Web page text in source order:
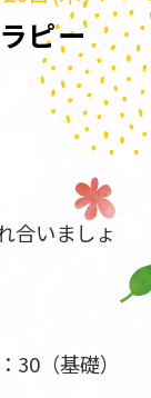
ピー
合いましょ
（基礎）